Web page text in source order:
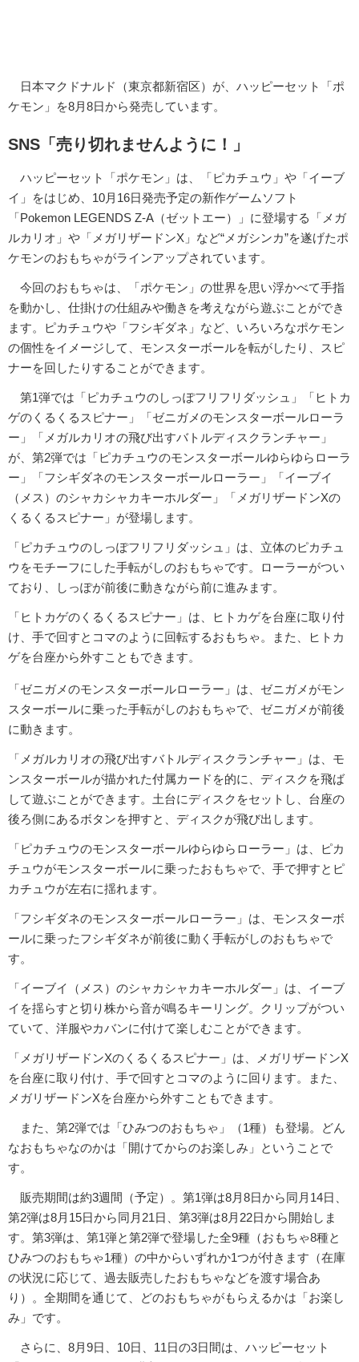
日本マクドナルド（東京都新宿区）が、ハッピーセット「ポ
ケモン」を8月8日から発売しています。
SNS「売り切れませんように！」
ハッピーセット「ポケモン」は、「ピカチュウ」や「イーブ
イ」をはじめ、10月16日発売予定の新作ゲームソフト
「Pokemon LEGENDS Z-A（ゼットエー）」に登場する「メガ
ルカリオ」や「メガリザードンX」など“メガシンカ”を遂げたポ
ケモンのおもちゃがラインアップされています。
今回のおもちゃは、「ポケモン」の世界を思い浮かべて手指
を動かし、仕掛けの仕組みや働きを考えながら遊ぶことができ
ます。ピカチュウや「フシギダネ」など、いろいろなポケモン
の個性をイメージして、モンスターボールを転がしたり、スピ
ナーを回したりすることができます。
第1弾では「ピカチュウのしっぽフリフリダッシュ」「ヒトカ
ゲのくるくるスピナー」「ゼニガメのモンスターボールローラ
ー」「メガルカリオの飛び出すバトルディスクランチャー」
が、第2弾では「ピカチュウのモンスターボールゆらゆらローラ
ー」「フシギダネのモンスターボールローラー」「イーブイ
（メス）のシャカシャカキーホルダー」「メガリザードンXの
くるくるスピナー」が登場します。
「ピカチュウのしっぽフリフリダッシュ」は、立体のピカチュ
ウをモチーフにした手転がしのおもちゃです。ローラーがつい
ており、しっぽが前後に動きながら前に進みます。
「ヒトカゲのくるくるスピナー」は、ヒトカゲを台座に取り付
け、手で回すとコマのように回転するおもちゃ。また、ヒトカ
ゲを台座から外すこともできます。
「ゼニガメのモンスターボールローラー」は、ゼニガメがモン
スターボールに乗った手転がしのおもちゃで、ゼニガメが前後
に動きます。
「メガルカリオの飛び出すバトルディスクランチャー」は、モ
ンスターボールが描かれた付属カードを的に、ディスクを飛ば
して遊ぶことができます。土台にディスクをセットし、台座の
後ろ側にあるボタンを押すと、ディスクが飛び出します。
「ピカチュウのモンスターボールゆらゆらローラー」は、ピカ
チュウがモンスターボールに乗ったおもちゃで、手で押すとピ
カチュウが左右に揺れます。
「フシギダネのモンスターボールローラー」は、モンスターボ
ールに乗ったフシギダネが前後に動く手転がしのおもちゃで
す。
「イーブイ（メス）のシャカシャカキーホルダー」は、イーブ
イを揺らすと切り株から音が鳴るキーリング。クリップがつい
ていて、洋服やカバンに付けて楽しむことができます。
「メガリザードンXのくるくるスピナー」は、メガリザードンX
を台座に取り付け、手で回すとコマのように回ります。また、
メガリザードンXを台座から外すこともできます。
また、第2弾では「ひみつのおもちゃ」（1種）も登場。どん
なおもちゃなのかは「開けてからのお楽しみ」ということで
す。
販売期間は約3週間（予定）。第1弾は8月8日から同月14日、
第2弾は8月15日から同月21日、第3弾は8月22日から開始しま
す。第3弾は、第1弾と第2弾で登場した全9種（おもちゃ8種と
ひみつのおもちゃ1種）の中からいずれか1つが付きます（在庫
の状況に応じて、過去販売したおもちゃなどを渡す場合あ
り）。全期間を通じて、どのおもちゃがもらえるかは「お楽し
み」です。
さらに、8月9日、10日、11日の3日間は、ハッピーセット